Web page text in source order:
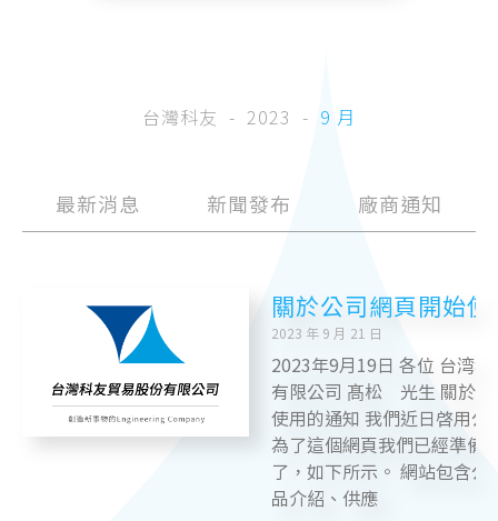
台灣科友 2023 9 月
最新消息 新聞發布 廠商通知
關於公司網頁開始
2023 年 9 月 21 日
2023年9月19日 各位 台湾
有限公司 髙松 光生 關於公
使用的通知 我們近日啓用公
為了這個網頁我們已經準備
了，如下所示。 網站包含公
品介紹、供應